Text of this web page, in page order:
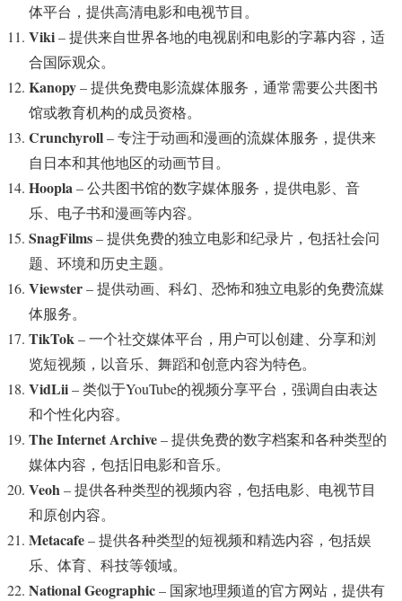
体平台，提供高清电影和电视节目。
Viki– 提供来自世界各地的电视剧和电影的字幕内容，适
合国际观众。
Kanopy– 提供免费电影流媒体服务，通常需要公共图书
馆或教育机构的成员资格。
Crunchyroll– 专注于动画和漫画的流媒体服务，提供来
自日本和其他地区的动画节目。
Hoopla– 公共图书馆的数字媒体服务，提供电影、音
乐、电子书和漫画等内容。
SnagFilms– 提供免费的独立电影和纪录片，包括社会问
题、环境和历史主题。
Viewster– 提供动画、科幻、恐怖和独立电影的免费流媒
体服务。
TikTok– 一个社交媒体平台，用户可以创建、分享和浏
览短视频，以音乐、舞蹈和创意内容为特色。
VidLii– 类似于YouTube的视频分享平台，强调自由表达
和个性化内容。
The Internet Archive– 提供免费的数字档案和各种类型的
媒体内容，包括旧电影和音乐。
Veoh– 提供各种类型的视频内容，包括电影、电视节目
和原创内容。
Metacafe– 提供各种类型的短视频和精选内容，包括娱
乐、体育、科技等领域。
National Geographic– 国家地理频道的官方网站，提供有